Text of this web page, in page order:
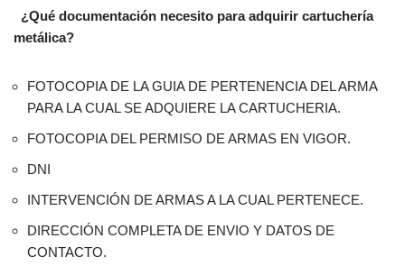
¿Qué documentación necesito para adquirir cartuchería
metálica?
FOTOCOPIA DE LA GUIA DE PERTENENCIA DEL ARMA
PARA LA CUAL SE ADQUIERE LA CARTUCHERIA.
FOTOCOPIA DEL PERMISO DE ARMAS EN VIGOR.
DNI
INTERVENCIÓN DE ARMAS A LA CUAL PERTENECE.
DIRECCIÓN COMPLETA DE ENVIO Y DATOS DE
CONTACTO.